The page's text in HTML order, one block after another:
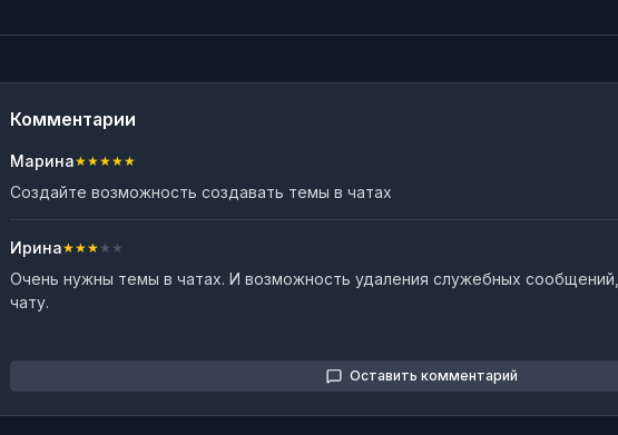
Комментарии
Марина★★★★★
Создайте возможность создавать темы в чатах
Ирина★★★ ★ ★
Очень нужны темы в чатах. И возможность удаления служебных
чату.
Оставить комментарий